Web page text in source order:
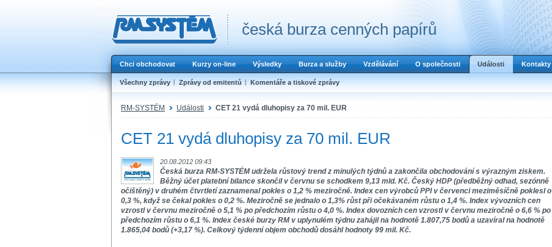
česká burza cenných papírů
Chci obchodovat Kurzy on-line Výsledky Burza a služby Vzdělávání O společnosti Události Kontakty
Všechny zprávy Zprávy od emitentů Komentáře a tiskové zprávy
RM-SYSTÉM Události CET 21 vydá dluhopisy za 70 mil. EUR
CET 21 vydá dluhopisy za 70 mil. EUR
20.08.2012 09:43
Česká burza RM-SYSTÉM udržela růstový trend z minulých týdnů a zakončila obchodování s výrazným ziskem.
Běžný účet platební bilance skončil v červnu se schodkem 9,13 mld. Kč. Český HDP (předběžný odhad, sezónně
očištěný) v druhém čtvrtletí zaznamenal pokles o 1,2 % meziročně. Index cen výrobců PPI v červenci meziměsíčně poklesl o
0,3 %, když se čekal pokles o 0,2 %. Meziročně se jednalo o 1,3% růst při očekávaném růstu o 1,4 %. Index vývozních cen
vzrostl v červnu meziročně o 5,1 % po předchozím růstu o 4,0 %. Index dovozních cen vzrostl v červnu meziročně o 6,6 % po
předchozím růstu o 6,1 %. Index české burzy RM v uplynulém týdnu zahájil na hodnotě 1.807,75 bodů a uzavíral na hodnotě
1.865,04 bodů (+3,17 %). Celkový týdenní objem obchodů dosáhl hodnoty 99 mil. Kč.